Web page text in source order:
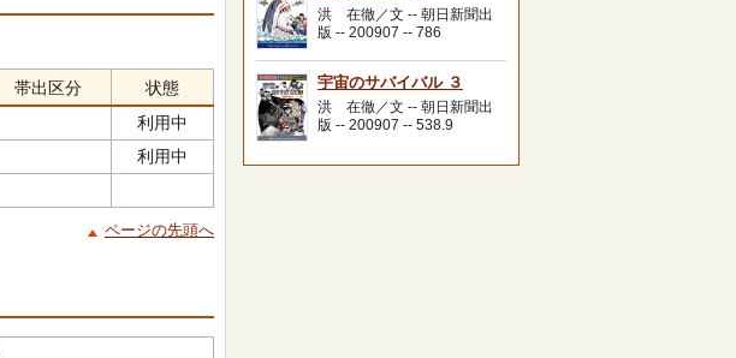
帯出区分
状態
利用中
利用中
ページの先頭へ
洪 在徹／文 -- 朝日新聞出
版 -- 200907 -- 786
宇宙のサバイバル ３
洪 在徹／文 -- 朝日新聞出
版 -- 200907 -- 538.9